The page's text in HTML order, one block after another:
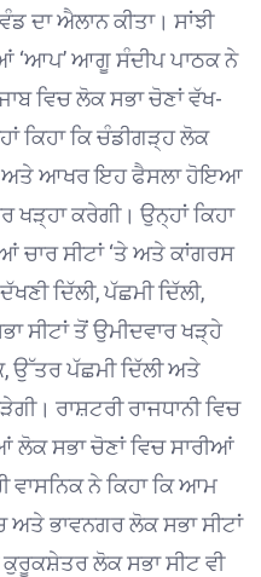
ਦਾ ਐਲਾਨ ਕੀਤਾ। ਸਾਂਝੀ
‘ਆਪ’ ਆਗੂ ਸੰਦੀਪ ਪਾਠਕ ਨੇ
ਵਿਚ ਲੋਕ ਸਭਾ ਚੋਣਾਂ ਵੱਖ-
ਕਿਹਾ ਕਿ ਚੰਡੀਗੜ੍ਹ ਲੋਕ
ਅਤੇ ਆਖਰ ਇਹ ਫੈਸਲਾ ਹੋਇਆ
ਕਰੇਗੀ। ਉਨ੍ਹਾਂ ਕਿਹਾ
ਚਾਰ ਸੀਟਾਂ ‘ਤੇ ਅਤੇ ਕਾਂਗਰਸ
ਦਿੱਲੀ, ਪੱਛਮੀ ਦਿੱਲੀ,
ਸੀਟਾਂ ਤੋਂ ਉਮੀਦਵਾਰ ਖੜ੍ਹੇ
ਉੱਤਰ ਪੱਛਮੀ ਦਿੱਲੀ ਅਤੇ
ਰਾਸ਼ਟਰੀ ਰਾਜਧਾਨੀ ਵਿਚ
ਲੋਕ ਸਭਾ ਚੋਣਾਂ ਵਿਚ ਸਾਰੀਆਂ
ਵਾਸਨਿਕ ਨੇ ਕਿਹਾ ਕਿ ਆਮ
ਅਤੇ ਭਾਵਨਗਰ ਲੋਕ ਸਭਾ ਸੀਟਾਂ
ਲੋਕ ਸਭਾ ਸੀਟ ਵੀ